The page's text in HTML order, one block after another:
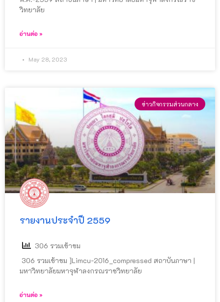
วิทยาลัย
อ่านต่อ »
May 28, 2023
ข่าวกิจกรรมส่วนกลาง
รายงานประจำปี 2559
306 รวมเข้าชม
306 รวมเข้าชม ]Limcu-2016_compressed สถาบันภาษา |
มหาวิทยาลัยมหาจุฬาลงกรณราชวิทยาลัย
อ่านต่อ »